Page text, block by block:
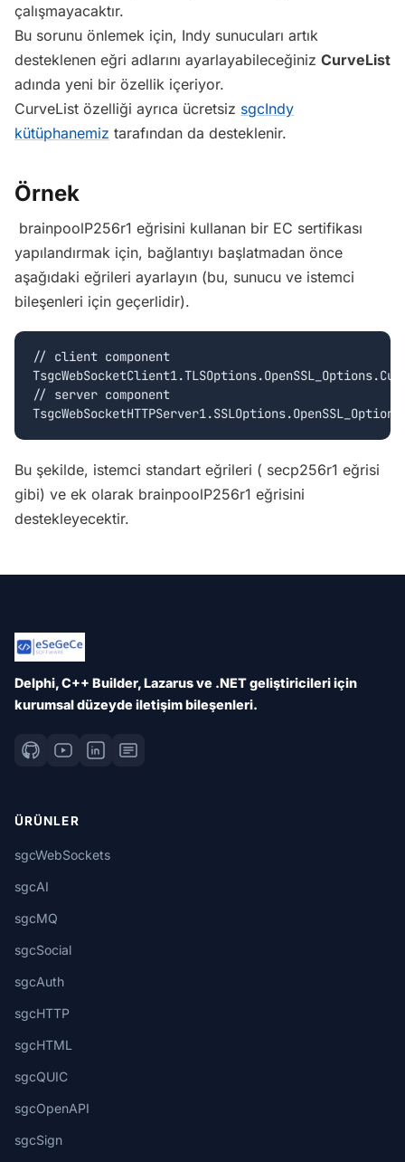
çalışmayacaktır.
Bu sorunu önlemek için, Indy sunucuları artık
desteklenen eğri adlarını ayarlayabileceğiniz CurveList
adında yeni bir özellik içeriyor.
CurveList özelliği ayrıca ücretsiz sgcIndy
kütüphanemiz tarafından da desteklenir.
Örnek
brainpoolP256r1 eğrisini kullanan bir EC sertifikası
yapılandırmak için, bağlantıyı başlatmadan önce
aşağıdaki eğrileri ayarlayın (bu, sunucu ve istemci
bileşenleri için geçerlidir).
// client component
// server component
Bu şekilde, istemci standart eğrileri ( secp256r1 eğrisi
gibi) ve ek olarak brainpoolP256r1 eğrisini
destekleyecektir.
Delphi, C++ Builder, Lazarus ve .NET geliştiricileri için
kurumsal düzeyde iletişim bileşenleri.
ÜRÜNLER
sgcWebSockets
sgcAI
sgcMQ
sgcSocial
sgcAuth
sgcHTTP
sgcHTML
sgcQUIC
sgcOpenAPI
sgcSign